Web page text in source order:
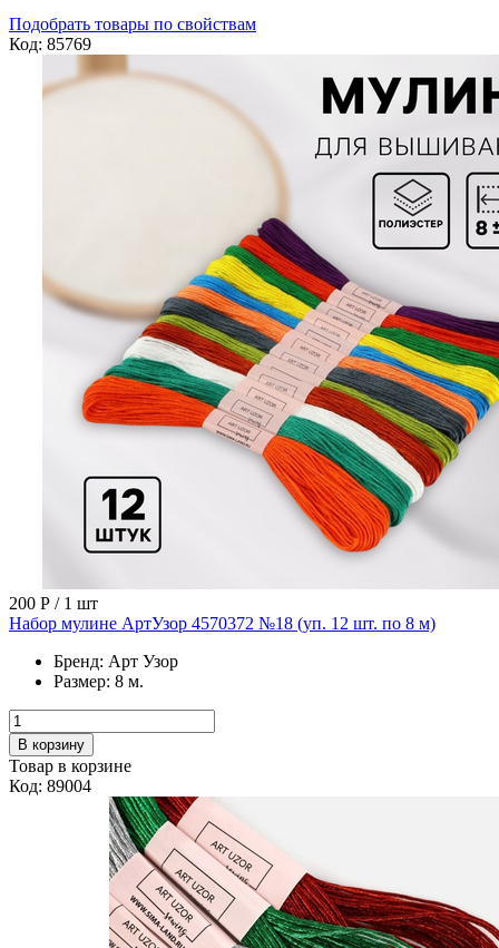
Подобрать товары по свойствам
Код: 85769
200 Р / 1 шт
Набор мулине АртУзор 4570372 №18 (уп. 12 шт. по 8 м)
Бренд: Арт Узор
Размер: 8 м.
В корзину
Товар в корзине
Код: 89004